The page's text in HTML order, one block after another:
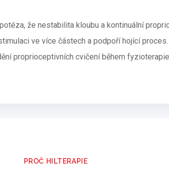
že nestabilita kloubu a kontinuální
ve více částech a podpoří hojící proces.
proprioceptivních cvičení během
PROČ HILTERAPIE